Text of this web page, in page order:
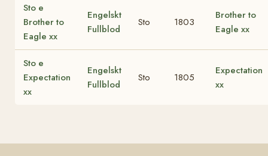
Sto e
Brother to
Eagle xx
Engelskt
Fullblod
Sto 1803
Brother to
Eagle xx
Sto e
Expectation
xx
Engelskt
Fullblod
Sto 1805
Expectation
xx